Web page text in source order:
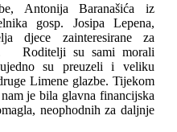
Antonija Baranašića iz
gosp. Josipa Lepena,
djece zainteresirane za
Roditelji su sami morali
su preuzeli i veliku
Limene glazbe. Tijekom
je bila glavna financijska
neophodnih za daljnje